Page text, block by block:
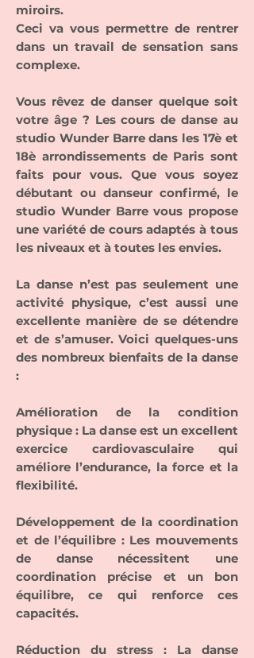
miroirs.
Ceci va vous permettre de rentrer
dans un travail de sensation sans
complexe.
Vous rêvez de danser quelque soit
votre âge ? Les cours de danse au
studio Wunder Barre dans les 17è et
18è arrondissements de Paris sont
faits pour vous. Que vous soyez
débutant ou danseur confirmé, le
studio Wunder Barre vous propose
une variété de cours adaptés à tous
les niveaux et à toutes les envies.
La danse n’est pas seulement une
activité physique, c’est aussi une
excellente manière de se détendre
et de s’amuser. Voici quelques-uns
des nombreux bienfaits de la danse
:
Amélioration de la condition
physique : La danse est un excellent
exercice cardiovasculaire qui
améliore l’endurance, la force et la
flexibilité.
Développement de la coordination
et de l’équilibre : Les mouvements
de danse nécessitent une
coordination précise et un bon
équilibre, ce qui renforce ces
capacités.
Réduction du stress : La danse